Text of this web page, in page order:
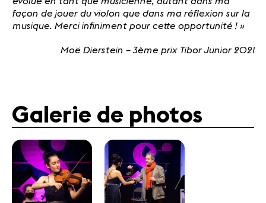
façon de jouer du violon que dans ma réflexion sur la
musique. Merci infiniment pour cette opportunité ! »
Moë Dierstein – 3ème prix Tibor Junior 2021
Galerie de photos